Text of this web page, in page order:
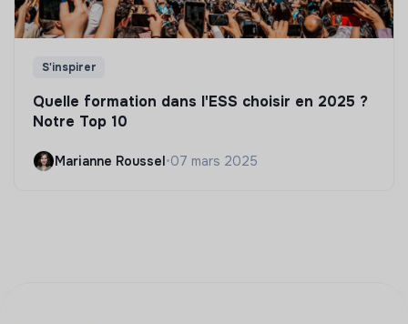
S'inspirer
Quelle formation dans l'ESS choisir en 2025 ?
Notre Top 10
Marianne Roussel•07 mars 2025